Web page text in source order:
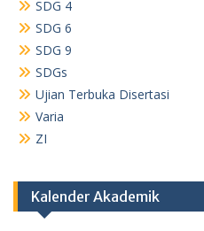
SDG 4
SDG 6
SDG 9
SDGs
Ujian Terbuka Disertasi
Varia
ZI
Kalender Akademik